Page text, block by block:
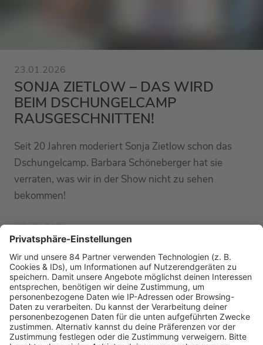
23.01.2026
SONJA ZIETLOW – DAS WIRD
BEIM DSCHUNGELCAMP
RAUSGESCHNITTEN!
Seit 20 Jahren moderiert Sonja Zietlow schon das
Dschungelcamp. Barbara Schöneberger hat sie
verraten, was wir in der Show nicht zu sehen
bekommen!
MEHR LESEN
PODCAST-GÄSTE: MEHR NEWS